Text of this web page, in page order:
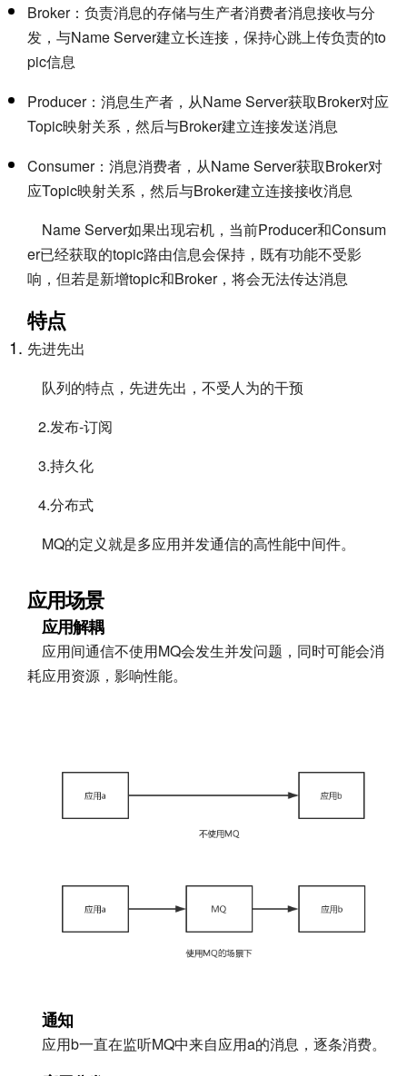
Broker：负责消息的存储与生产者消费者消息接收与分
发，与Name Server建立长连接，保持心跳上传负责的to
pic信息
Producer：消息生产者，从Name Server获取Broker对应
Topic映射关系，然后与Broker建立连接发送消息
Consumer：消息消费者，从Name Server获取Broker对
应Topic映射关系，然后与Broker建立连接接收消息
Name Server如果出现宕机，当前Producer和Consum
er已经获取的topic路由信息会保持，既有功能不受影
响，但若是新增topic和Broker，将会无法传达消息
特点
先进先出
队列的特点，先进先出，不受人为的干预
2.发布-订阅
3.持久化
4.分布式
MQ的定义就是多应用并发通信的高性能中间件。
应用场景
应用解耦
应用间通信不使用MQ会发生并发问题，同时可能会消
耗应用资源，影响性能。
通知
应用b一直在监听MQ中来自应用a的消息，逐条消费。